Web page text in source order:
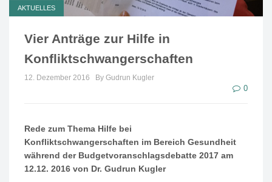
AKTUELLES
Vier Anträge zur Hilfe in
Konfliktschwangerschaften
12. Dezember 2016 By Gudrun Kugler
0
Rede zum Thema Hilfe bei
Konfliktschwangerschaften im Bereich Gesundheit
während der Budgetvoranschlagsdebatte 2017 am
12.12. 2016 von Dr. Gudrun Kugler